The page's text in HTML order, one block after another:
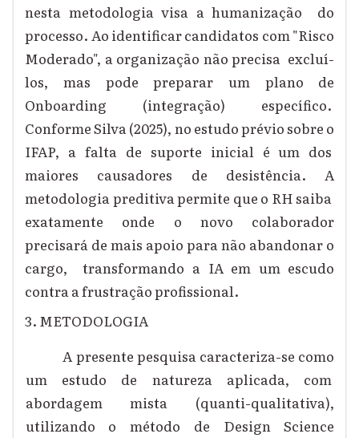
nesta metodologia visa a humanização do
processo. Ao identificar candidatos com "Risco
Moderado", a organização não precisa excluí-
los, mas pode preparar um plano de
Onboarding (integração) específico.
Conforme Silva (2025), no estudo prévio sobre o
IFAP, a falta de suporte inicial é um dos
maiores causadores de desistência. A
metodologia preditiva permite que o RH saiba
exatamente onde o novo colaborador
precisará de mais apoio para não abandonar o
cargo, transformando a IA em um escudo
contra a frustração profissional.
3. METODOLOGIA
A presente pesquisa caracteriza-se como
um estudo de natureza aplicada, com
abordagem mista (quanti-qualitativa),
utilizando o método de Design Science